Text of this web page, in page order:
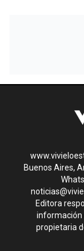
Buenos Aires,
Editora
información
propietaria